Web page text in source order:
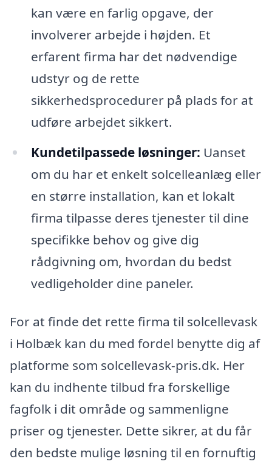
kan være en farlig opgave, der
involverer arbejde i højden. Et
erfarent firma har det nødvendige
udstyr og de rette
sikkerhedsprocedurer på plads for at
udføre arbejdet sikkert.
Kundetilpassede løsninger: Uanset
om du har et enkelt solcelleanlæg eller
en større installation, kan et lokalt
firma tilpasse deres tjenester til dine
specifikke behov og give dig
rådgivning om, hvordan du bedst
vedligeholder dine paneler.
For at finde det rette firma til solcellevask
i Holbæk kan du med fordel benytte dig af
platforme som solcellevask-pris.dk. Her
kan du indhente tilbud fra forskellige
fagfolk i dit område og sammenligne
priser og tjenester. Dette sikrer, at du får
den bedste mulige løsning til en fornuftig